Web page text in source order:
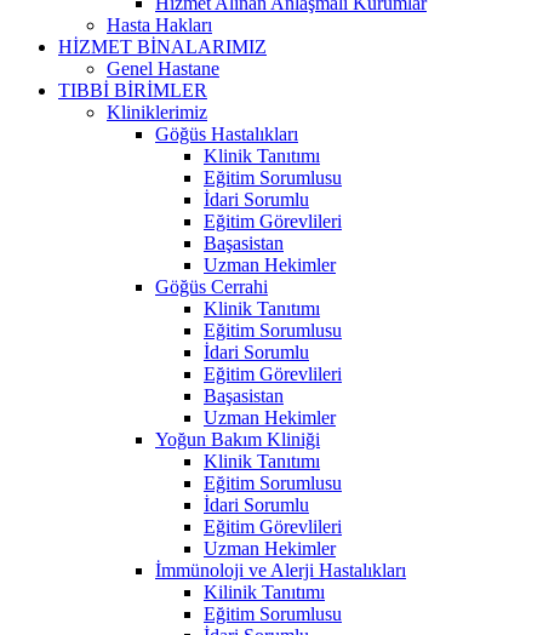
Hasta Hakları
HİZMET BİNALARIMIZ
Genel Hastane
TIBBİ BİRİMLER
Kliniklerimiz
Göğüs Hastalıkları
Klinik Tanıtımı
Eğitim Sorumlusu
İdari Sorumlu
Eğitim Görevlileri
Başasistan
Uzman Hekimler
Göğüs Cerrahi
Klinik Tanıtımı
Eğitim Sorumlusu
İdari Sorumlu
Eğitim Görevlileri
Başasistan
Uzman Hekimler
Yoğun Bakım Kliniği
Klinik Tanıtımı
Eğitim Sorumlusu
İdari Sorumlu
Eğitim Görevlileri
Uzman Hekimler
İmmünoloji ve Alerji Hastalıkları
Kilinik Tanıtımı
Eğitim Sorumlusu